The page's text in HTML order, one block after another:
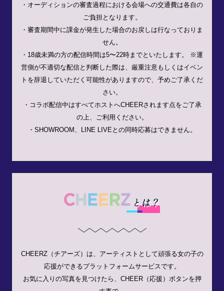
・オーディションの審査過程における会場への交通費は各自の
ご負担となります。
・審査期間中に課金が発生した場合のお戻しは行なっておりま
せん。
・18歳未満の方の配信時間は5〜22時までといたします。 ※運
営側が不適切な配信と判断した際は、厳重注意もしくはイベン
トを辞退していただく可能性がありますので、予めご了承くだ
さい。
・コラボ配信中はすべてホストへCHEERされます点をご了承
の上、ご利用ください。
・SHOWROOM、LINE LIVEとの同時応募はできません。
CHEERZ（チアーズ）は、アーティストとして頑張る女の子の
応援ができるプラットフォームサービスです。
お気に入りの写真を見つけたら、CHEER（応援）ボタンを押